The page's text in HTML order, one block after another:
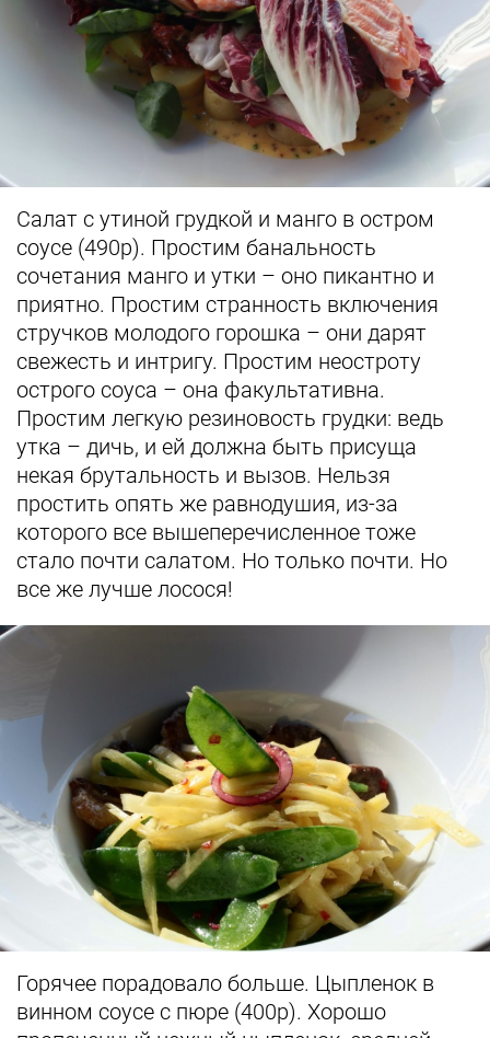
Салат с утиной грудкой и манго в остром
соусе (490р). Простим банальность
сочетания манго и утки – оно пикантно и
приятно. Простим странность включения
стручков молодого горошка – они дарят
свежесть и интригу. Простим неостроту
острого соуса – она факультативна.
Простим легкую резиновость грудки: ведь
утка – дичь, и ей должна быть присуща
некая брутальность и вызов. Нельзя
простить опять же равнодушия, из-за
которого все вышеперечисленное тоже
стало почти салатом. Но только почти. Но
все же лучше лосося!
Горячее порадовало больше. Цыпленок в
винном соусе с пюре (400р). Хорошо